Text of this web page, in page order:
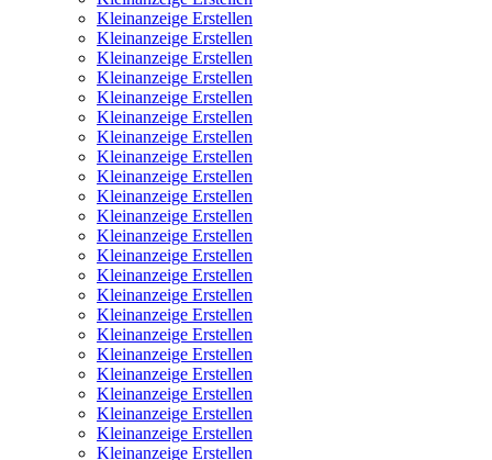
Kleinanzeige Erstellen
Kleinanzeige Erstellen
Kleinanzeige Erstellen
Kleinanzeige Erstellen
Kleinanzeige Erstellen
Kleinanzeige Erstellen
Kleinanzeige Erstellen
Kleinanzeige Erstellen
Kleinanzeige Erstellen
Kleinanzeige Erstellen
Kleinanzeige Erstellen
Kleinanzeige Erstellen
Kleinanzeige Erstellen
Kleinanzeige Erstellen
Kleinanzeige Erstellen
Kleinanzeige Erstellen
Kleinanzeige Erstellen
Kleinanzeige Erstellen
Kleinanzeige Erstellen
Kleinanzeige Erstellen
Kleinanzeige Erstellen
Kleinanzeige Erstellen
Kleinanzeige Erstellen